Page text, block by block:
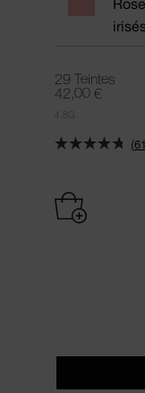
29 Teintes
42,00 €
4.8G